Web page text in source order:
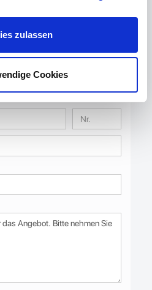
zulassen
Cookies